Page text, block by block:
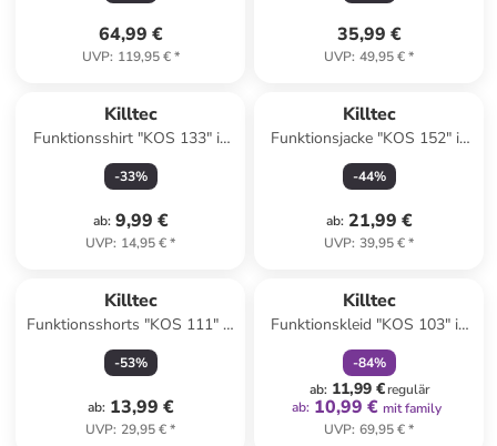
64,99 €
UVP: 119,95 €*
35,99 €
UVP: 49,95 €*
Killtec
Funktionsshirt "KOS 133" in
Blau
-33%
ab: 9,99 €
UVP: 14,95 €*
Killtec
Funktionsjacke "KOS 152" in
Grau
-44%
ab: 21,99 €
UVP: 39,95 €*
Killtec
Funktionsshorts "KOS 111" in
Blau
-53%
ab: 13,99 €
UVP: 29,95 €*
Killtec
Funktionskleid "KOS 103" in
Rosa
-84%
ab: 11,99 €regulär
ab: 10,99 € mit family
UVP: 69,95 €*